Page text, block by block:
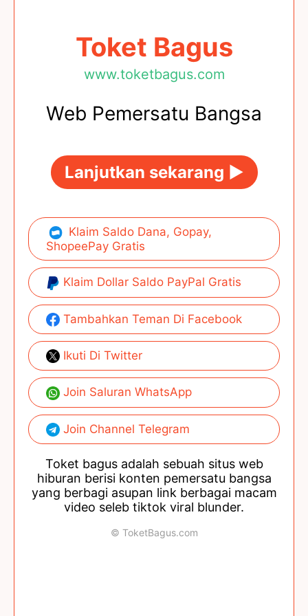
Toket Bagus
www.toketbagus.com
Web Pemersatu Bangsa
Lanjutkan sekarang ►
Klaim Saldo Dana, Gopay,
ShopeePay Gratis
Klaim Dollar Saldo PayPal Gratis
Tambahkan Teman Di Facebook
Ikuti Di Twitter
Join Saluran WhatsApp
Join Channel Telegram
Toket bagus adalah sebuah situs web
hiburan berisi konten pemersatu bangsa
yang berbagi asupan link berbagai macam
video seleb tiktok viral blunder.
© ToketBagus.com